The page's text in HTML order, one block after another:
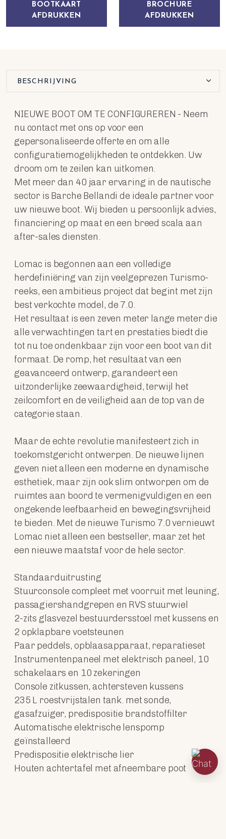
BOOTKAART
AFDRUKKEN
BROCHURE
AFDRUKKEN
BESCHRIJVING
NIEUWE BOOT OM TE CONFIGUREREN - Neem
nu contact met ons op voor een
gepersonaliseerde offerte en om alle
configuratiemogelijkheden te ontdekken. Uw
droom om te zeilen kan uitkomen.
Met meer dan 40 jaar ervaring in de nautische
sector is Barche Bellandi de ideale partner voor
uw nieuwe boot. Wij bieden u persoonlijk advies,
financiering op maat en een breed scala aan
after-sales diensten.
Lomac is begonnen aan een volledige
herdefiniëring van zijn veelgeprezen Turismo-
reeks, een ambitieus project dat begint met zijn
best verkochte model, de 7.0.
Het resultaat is een zeven meter lange meter die
alle verwachtingen tart en prestaties biedt die
tot nu toe ondenkbaar zijn voor een boot van dit
formaat. De romp, het resultaat van een
geavanceerd ontwerp, garandeert een
uitzonderlijke zeewaardigheid, terwijl het
zeilcomfort en de veiligheid aan de top van de
categorie staan.
Maar de echte revolutie manifesteert zich in
toekomstgericht ontwerpen. De nieuwe lijnen
geven niet alleen een moderne en dynamische
esthetiek, maar zijn ook slim ontworpen om de
ruimtes aan boord te vermenigvuldigen en een
ongekende leefbaarheid en bewegingsvrijheid
te bieden. Met de nieuwe Turismo 7.0 vernieuwt
Lomac niet alleen een bestseller, maar zet het
een nieuwe maatstaf voor de hele sector.
Standaarduitrusting
Stuurconsole compleet met voorruit met leuning,
passagiershandgrepen en RVS stuurwiel
2-zits glasvezel bestuurdersstoel met kussens en
2 opklapbare voetsteunen
Paar peddels, opblaasapparaat, reparatieset
Instrumentenpaneel met elektrisch paneel, 10
schakelaars en 10 zekeringen
Console zitkussen, achtersteven kussens
235 L roestvrijstalen tank. met sonde,
gasafzuiger, predispositie brandstoffilter
Automatische elektrische lenspomp
geïnstalleerd
Predispositie elektrische lier
Houten achtertafel met afneembare poot